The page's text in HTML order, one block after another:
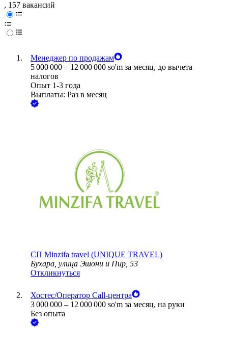
, 157 вакансий
Менеджер по продажам
5 000 000 – 12 000 000 so'm за месяц, до вычета
налогов
Опыт 1-3 года
Выплаты: Раз в месяц
СП Minzifa travel (UNIQUE TRAVEL)
Бухара, улица Эшони и Пир, 53
Откликнуться
Хостес/Оператор Call-центра
3 000 000 – 12 000 000 so'm за месяц, на руки
Без опыта